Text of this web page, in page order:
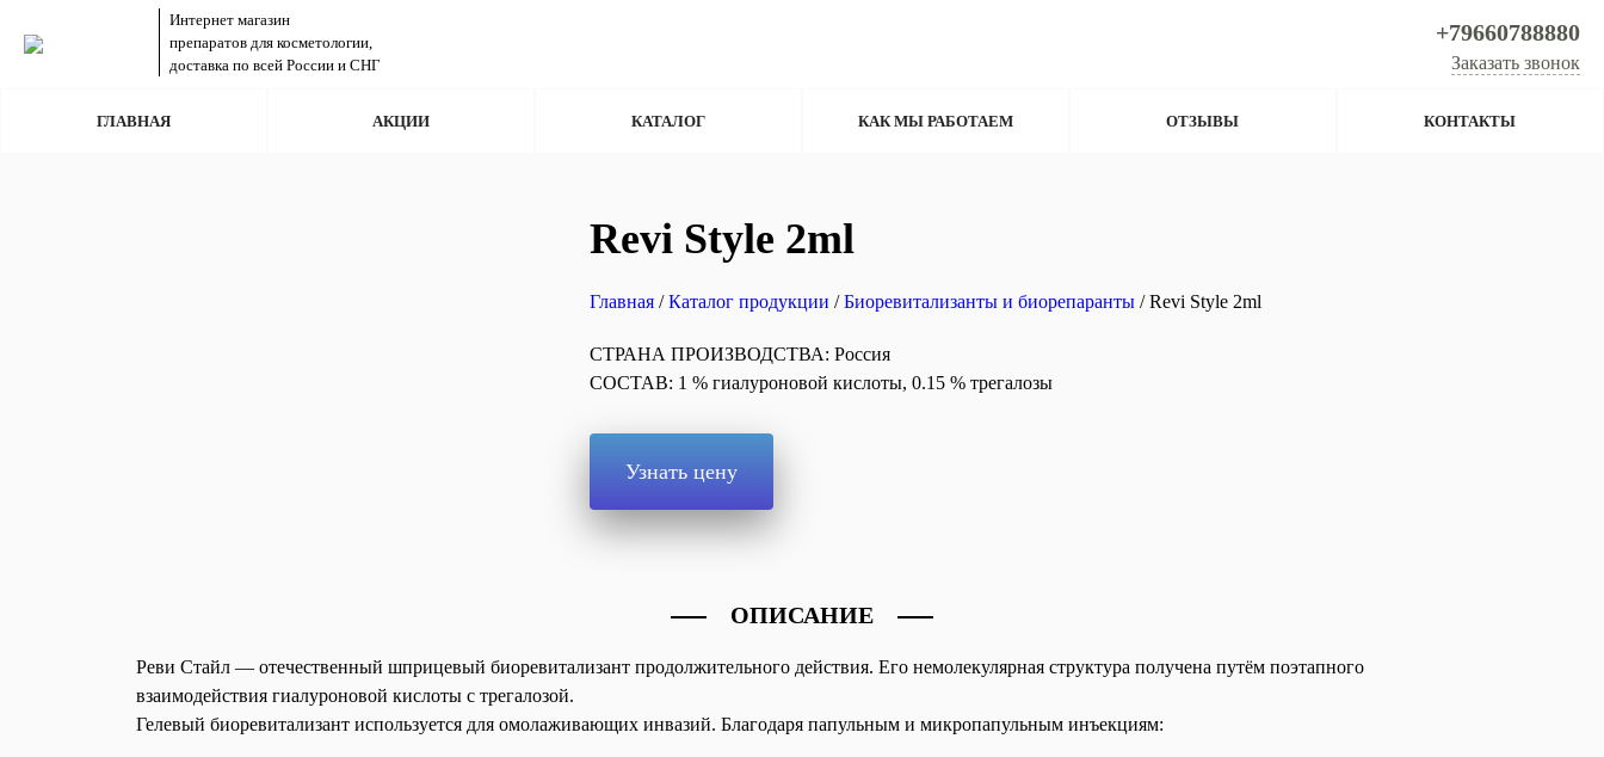
Интернет магазин
препаратов для косметологии,
доставка по всей России и СНГ
+79660788880
Заказать звонок
ГЛАВНАЯ АКЦИИ КАТАЛОГ КАК МЫ РАБОТАЕМ ОТЗЫВЫ КОНТАКТЫ
Revi Style 2ml
Главная /Каталог продукции /Биоревитализанты и биорепаранты / Revi Style 2ml
СТРАНА ПРОИЗВОДСТВА: Россия
СОСТАВ: 1 % гиалуроновой кислоты, 0.15 % трегалозы
Узнать цену
ОПИСАНИЕ
Реви Стайл — отечественный шприцевый биоревитализант продолжительного действия. Его немолекулярная структура получена путём поэтапного
взаимодействия гиалуроновой кислоты с трегалозой.
Гелевый биоревитализант используется для омолаживающих инвазий. Благодаря папульным и микропапульным инъекциям: